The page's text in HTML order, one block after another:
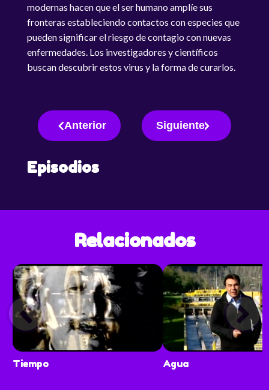
modernas hacen que el ser humano amplíe sus
fronteras estableciendo contactos con especies que
pueden significar el riesgo de contagio con nuevas
enfermedades. Los investigadores y científicos
buscan descubrir estos virus y la forma de curarlos.
Anterior Siguiente
Episodios
Relacionados
Tiempo Agua